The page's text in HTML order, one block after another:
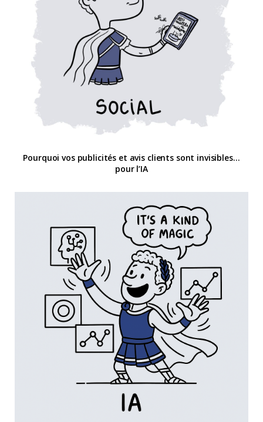
Pourquoi vos publicités et avis clients sont invisibles…
pour l’IA